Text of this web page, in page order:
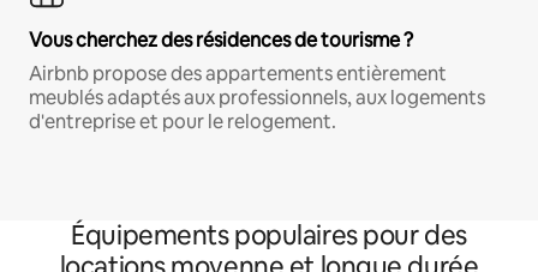
Vous cherchez des résidences de tourisme ?
Airbnb propose des appartements entièrement
meublés adaptés aux professionnels, aux logements
d'entreprise et pour le relogement.
Équipements populaires pour des